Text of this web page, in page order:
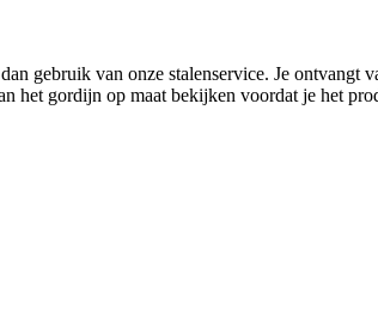
gebruik van onze stalenservice. Je
het gordijn op maat bekijken voordat je het